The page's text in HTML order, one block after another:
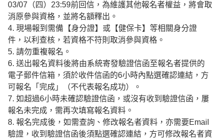
03/07（四）23:59前回信，為維護其他報名者權益，將會取
消原參與資格，並將名額釋出。
4. 現場報到需備【身分證】或【健保卡】等相關身分證
件，以利查核，若資格不符則取消參與資格。
5. 請勿重複報名。
6. 送出報名資料後將由系統寄發驗證信函至報名者提供的
電子郵件信箱，須於收件信函的6小時內點選確認連結，方
可報名「完成」（不代表報名成功）。
7. 如超過6小時未確認驗證信函，或沒有收到驗證信函，屢
報名未完成，需再次填寫報名資料。
8. 報名完成後，如需查詢、修改報名者資料，亦需要Email
驗證，收到驗證信函後須點選確認連結，方可修改報名者資